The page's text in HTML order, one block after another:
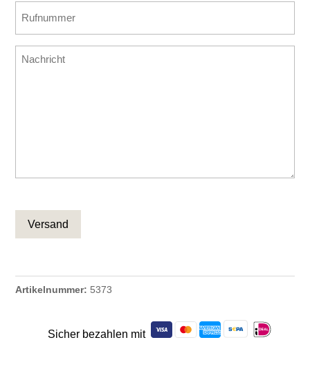
Mail
bestätigen
Nachricht
Artikelnummer: 5373
Sicher bezahlen mit